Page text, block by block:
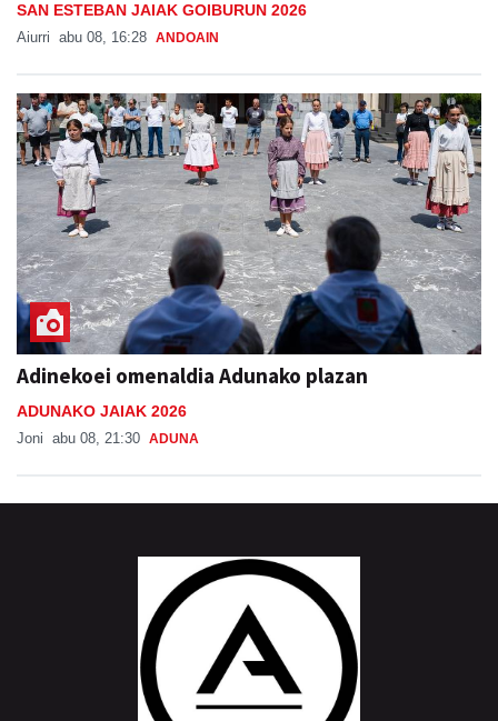
SAN ESTEBAN JAIAK GOIBURUN 2026
Aiurri abu 08, 16:28 ANDOAIN
Adinekoei omenaldia Adunako plazan
ADUNAKO JAIAK 2026
Joni abu 08, 21:30 ADUNA